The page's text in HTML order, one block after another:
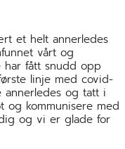
et helt annerledes
vårt og
har fått snudd opp
linje med covid-
og tatt i
og kommunisere med
og vi er glade for